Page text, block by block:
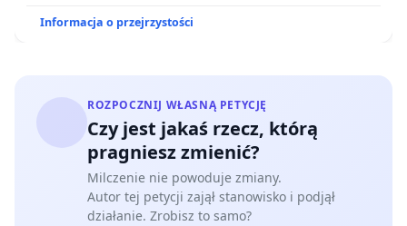
Informacja o przejrzystości
ROZPOCZNIJ WŁASNĄ PETYCJĘ
Czy jest jakaś rzecz, którą
pragniesz zmienić?
Milczenie nie powoduje zmiany.
Autor tej petycji zajął stanowisko i podjął
działanie. Zrobisz to samo?